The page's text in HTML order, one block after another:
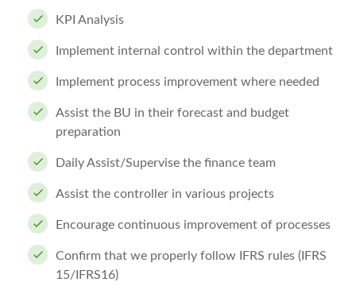
KPI Analysis
Implement internal control within the department
Implement process improvement where needed
Assist the BU in their forecast and budget
preparation
Daily Assist/Supervise the finance team
Assist the controller in various projects
Encourage continuous improvement of processes
Confirm that we properly follow IFRS rules (IFRS
15/IFRS16)